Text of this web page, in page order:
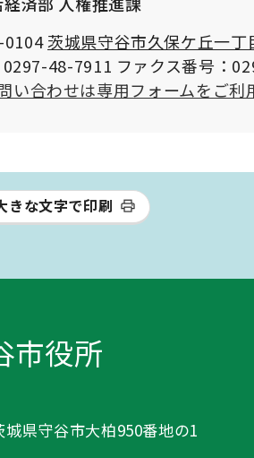
0104茨城県守谷市久保ケ丘一丁
0297-48-7911 ファクス番号：
い合わせは専用フォームをご利
きな文字で印刷
市役所
県守谷市大柏950番地の1